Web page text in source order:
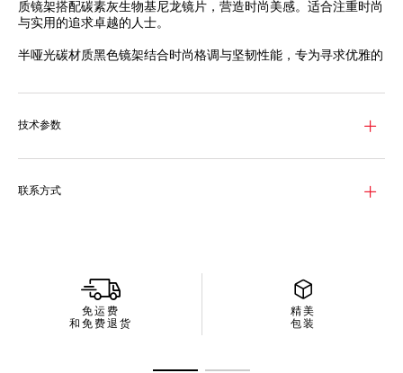
质镜架搭配碳素灰生物基尼龙镜片，营造时尚美感。适合注重时尚
与实用的追求卓越的人士。
半哑光碳材质黑色镜架结合时尚格调与坚韧性能，专为寻求优雅的
野，彰显时尚格调。
技术参数
联系方式
免运费
和免费退货
精美
包装